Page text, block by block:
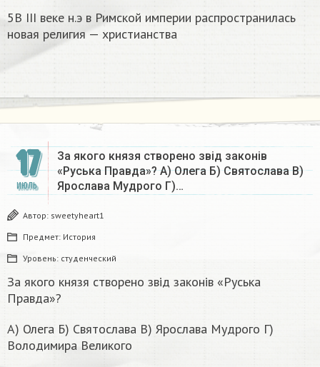
5В ІІІ веке н.э в Римской империи распространилась
новая религия — христианства
17
ИЮЛЬ
За якого князя створено звід законів
«Руська Правда»? А) Олега Б) Святослава В)
Ярослава Мудрого Г)…
Автор: sweetyheart1
Предмет: История
Уровень: студенческий
За якого князя створено звід законів «Руська
Правда»?
А) Олега Б) Святослава В) Ярослава Мудрого Г)
Володимира Великого